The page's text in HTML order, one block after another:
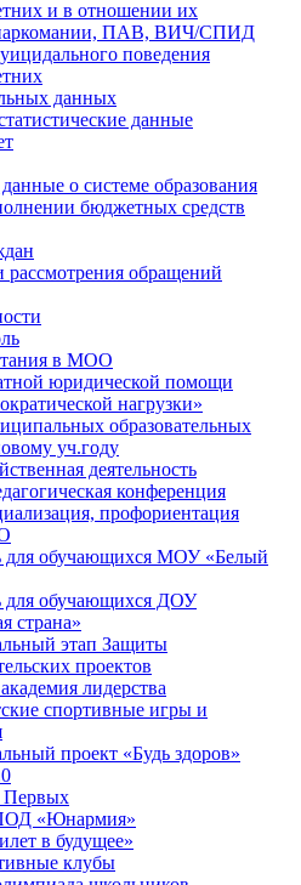
и в отношении их
ПАВ, ВИЧ/СПИД
поведения
данных
данные
о системе образования
бюджетных средств
рассмотрения обращений
в МОО
юридической помощи
нагрузки»
образовательных
уч.году
деятельность
конференция
профориентация
для обучающихся МОУ «Белый
для обучающихся ДОУ
страна»
этап Защиты
проектов
лидерства
спортивные игры и
проект «Будь здоров»
«Юнармия»
в будущее»
клубы